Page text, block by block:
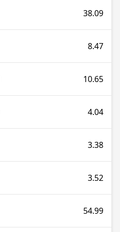
38.09
8.47
10.65
4.04
3.38
3.52
54.99